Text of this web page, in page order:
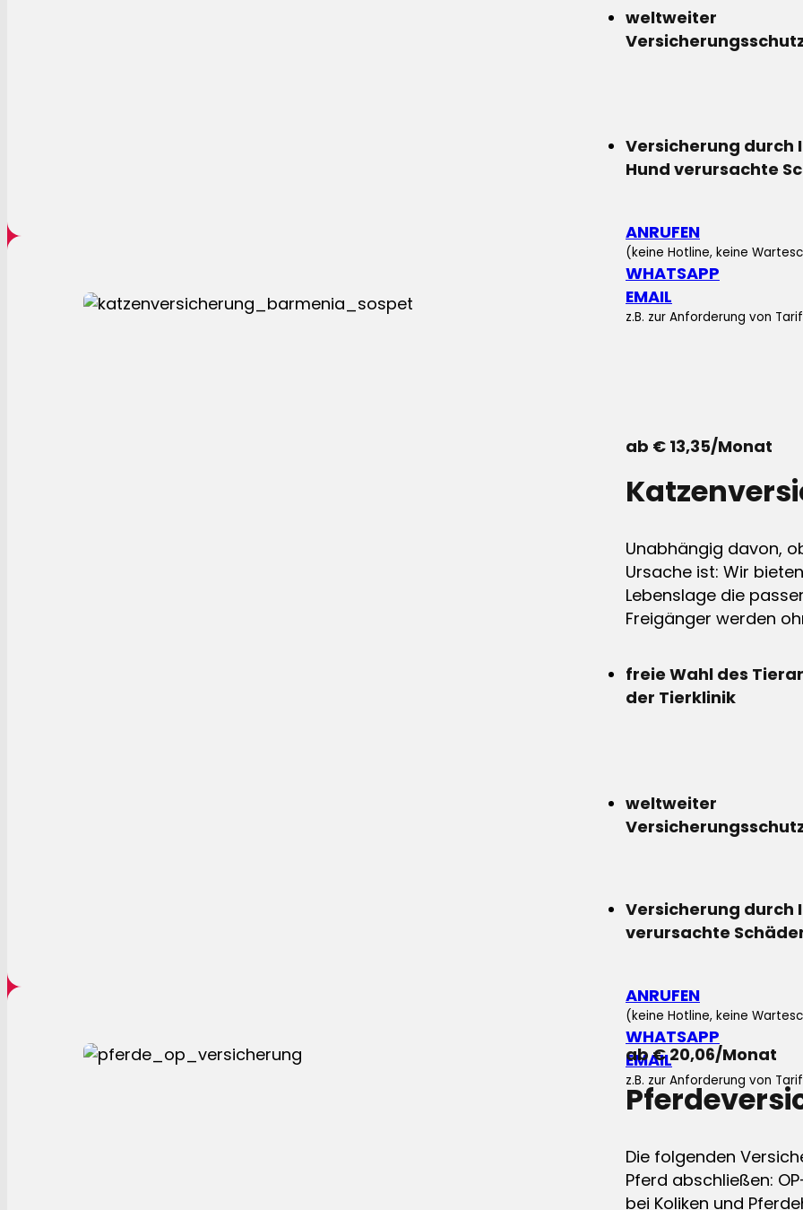
weltweiter
Versicherung durch
Hund verursachte
ANRUFEN
(keine Hotline, keine
WHATSAPP
EMAIL
z.B. zur Anforderung von
ab € 13,35/Monat
Unabhängig davon,
Ursache ist: Wir
Lebenslage die
Freigänger werden
freie Wahl des
der Tierklinik
weltweiter
Versicherung durch
verursachte
ANRUFEN
(keine Hotline, keine
WHATSAPP
EMAIL
z.B. zur Anforderung von
ab € 20,06/Monat
Die folgenden
Pferd abschließen:
bei Koliken und